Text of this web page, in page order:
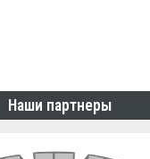
Наши партнеры